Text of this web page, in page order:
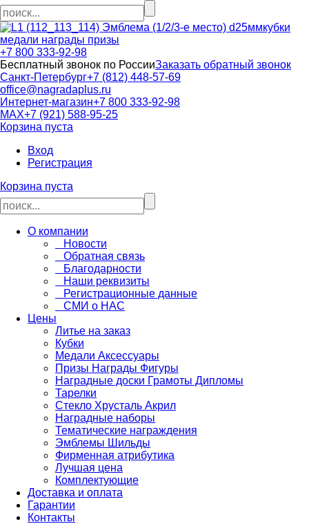
кубки
медали награды призы
+7 800 333-92-98
Бесплатный звонок по РоссииЗаказать обратный звонок
Санкт-Петербург+7 (812) 448-57-69
office@nagradaplus.ru
Интернет-магазин+7 800 333-92-98
MAX+7 (921) 588-95-25
Корзина пуста
Вход
Регистрация
Корзина пуста
О компании
Новости
Обратная связь
Благодарности
Наши реквизиты
Регистрационные данные
СМИ о НАС
Цены
Литье на заказ
Кубки
Медали Аксессуары
Призы Награды Фигуры
Наградные доски Грамоты Дипломы
Тарелки
Стекло Хрусталь Акрил
Наградные наборы
Тематические награждения
Эмблемы Шильды
Фирменная атрибутика
Лучшая цена
Комплектующие
Доставка и оплата
Гарантии
Контакты